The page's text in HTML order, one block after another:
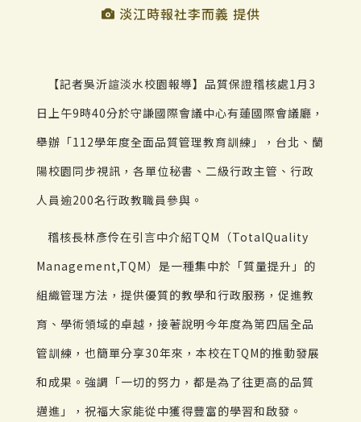
淡江時報社李而義 提供
【記者吳沂諠淡水校園報導】品質保證稽核處1月3
日上午9時40分於守謙國際會議中心有蓮國際會議廳，
舉辦「112學年度全面品質管理教育訓練」，台北、蘭
陽校園同步視訊，各單位秘書、二級行政主管、行政
人員逾200名行政教職員參與。
稽核長林彥伶在引言中介紹TQM（TotalQuality
Management,TQM）是一種集中於「質量提升」的
組織管理方法，提供優質的教學和行政服務，促進教
育、學術領域的卓越，接著說明今年度為第四屆全品
管訓練，也簡單分享30年來，本校在TQM的推動發展
和成果。強調「一切的努力，都是為了往更高的品質
邁進」，祝福大家能從中獲得豐富的學習和啟發。